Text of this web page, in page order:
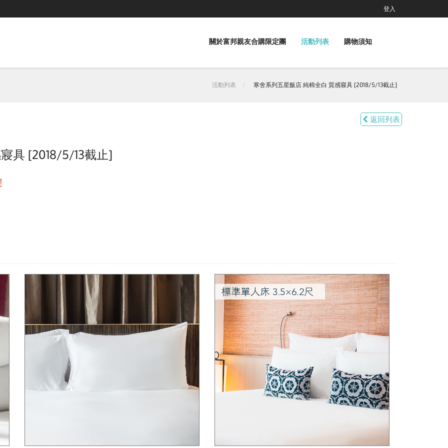
登入
關於富邦親友合購限定團 活動列表 購物須知
活動列表 寒舍系列五星飯店 純棉全白 質感寢具 [2018/5/13截止]
返回列表
具 [2018/5/13截止]